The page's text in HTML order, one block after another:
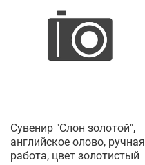
Сувенир "Слон золотой",
английское олово, ручная
работа, цвет золотистый